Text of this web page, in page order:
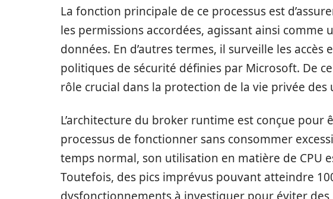
La fonction principale de ce processus est
les permissions accordées, agissant ainsi comme
données. En d’autres termes, il surveille les
politiques de sécurité définies par Microsoft. De
rôle crucial dans la protection de la vie privée des
L’architecture du broker runtime est conçue pour
processus de fonctionner sans consommer
temps normal, son utilisation en matière de CPU
Toutefois, des pics imprévus pouvant atteindre